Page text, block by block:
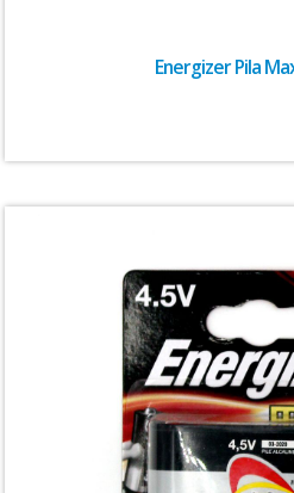
Energizer Pila